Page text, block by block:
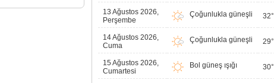
13 Ağustos 2026,
Perşembe
Çoğunlukla güneşli 32°
14 Ağustos 2026,
Cuma
Çoğunlukla güneşli 29°
15 Ağustos 2026,
Cumartesi
Bol güneş ışığı 30°